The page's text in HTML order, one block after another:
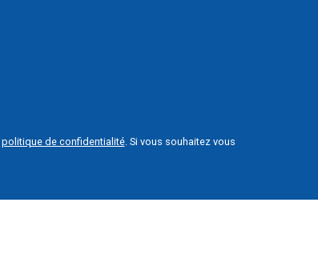
politique de confidentialité. Si vous souhaitez vous